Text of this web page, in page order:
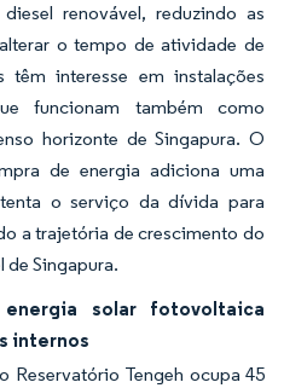
renovável, reduzindo as
o tempo de atividade de
têm interesse em instalações
funcionam também como
horizonte de Singapura. O
de energia adiciona uma
o serviço da dívida para
a trajetória de crescimento do
de Singapura.
solar fotovoltaica
internos
Reservatório Tengeh ocupa 45